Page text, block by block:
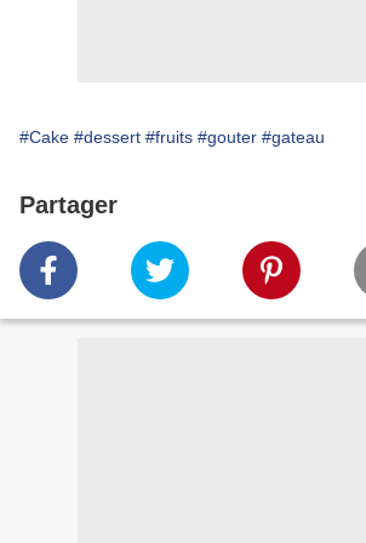
#Cake #dessert #fruits #gouter #gateau
Partager